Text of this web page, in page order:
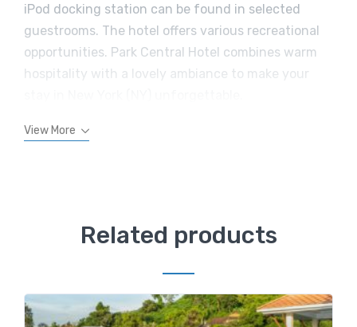
iPod docking station can be found in selected
guestrooms. The hotel offers various recreational
opportunities. Park Central Hotel combines warm
hospitality with a lovely ambiance to make your
View More
Related products